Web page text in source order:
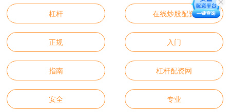
杠杆 在线炒股配资
正规 入门
指南 杠杆配资网
安全 专业